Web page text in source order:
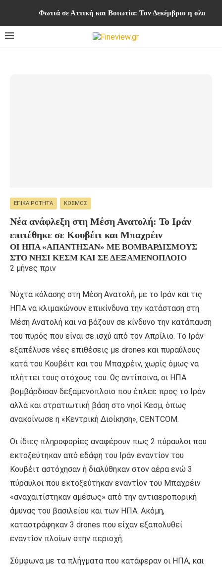
Φωτιά σε Αττική και Βοιωτία: Τον Δεκέμβριο η
ΕΠΙΚΑΙΡΌΤΗΤΑ ΚΌΣΜΟΣ
Νέα ανάφλεξη στη Μέση Ανατολή: Το Ιράν
επιτέθηκε σε Κουβέιτ και Μπαχρέιν
ΟΙ ΗΠΑ «ΑΠΆΝΤΗΣΑΝ» ΜΕ ΒΟΜΒΑΡΔΙΣΜΟΎΣ
ΣΤΟ ΝΗΣΊ ΚΕΣΜ ΚΑΙ ΣΕ ΔΕΞΑΜΕΝΌΠΛΟΙΟ
2 μήνες πριν
Νύχτα κόλασης στη Μέση Ανατολή, με το Ιράν και τις
ΗΠΑ να κλιμακώνουν επικίνδυνα την κατάσταση στη
Μέση Ανατολή και να βάζουν σε κίνδυνο την κατάπαυση
του πυρός που είναι σε ισχύ από τον Απρίλιο. Το Ιράν
εξαπέλυσε νέες επιθέσεις με drones και πυραύλους
κατά του Κουβέιτ και του Μπαχρέιν, χωρίς όμως να
πλήττει τους στόχους του. Ως αντίποινα, οι ΗΠΑ
βομβάρδισαν δεξαμενόπλοιο που έπλεε προς το Ιράν
αλλά και στρατιωτική βάση στο νησί Κεσμ, όπως
ανακοίνωσε η «Κεντρική Διοίκηση», CENTCOM.
Οι ίδιες πληροφορίες αναφέρουν πως 2 πύραυλοι που
εκτοξεύτηκαν από εδάφη του Ιράν εναντίον του
Κουβέιτ αστόχησαν ή διαλύθηκαν στον αέρα ενώ 3
πύραυλοι που εκτοξεύτηκαν εναντίον του Μπαχρέιν
«αναχαιτίστηκαν αμέσως» από την αντιαεροπορική
άμυνας του βασιλείου και των ΗΠΑ. Ακόμη,
καταστράφηκαν 3 drones που είχαν εξαπολυθεί
εναντίον πλοίων στην περιοχή.
Σύμφωνα με τα πλήγματα που κατάφεραν οι ΗΠΑ, και